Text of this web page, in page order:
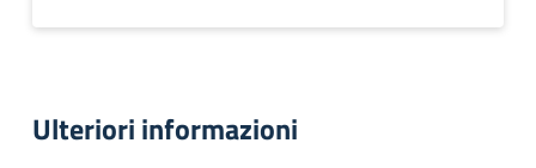
Ulteriori informazioni